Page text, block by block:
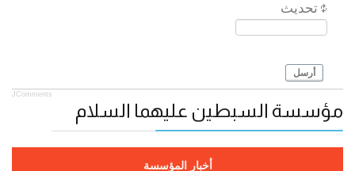
تحديث
أرسل
JComments
مؤسسة السبطين عليهما السلام
أخبار المؤسسة